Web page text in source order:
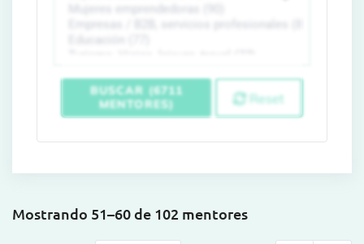
BUSCAR (6711
MENTORES)
Reset
Mostrando 51–60 de 102 mentores